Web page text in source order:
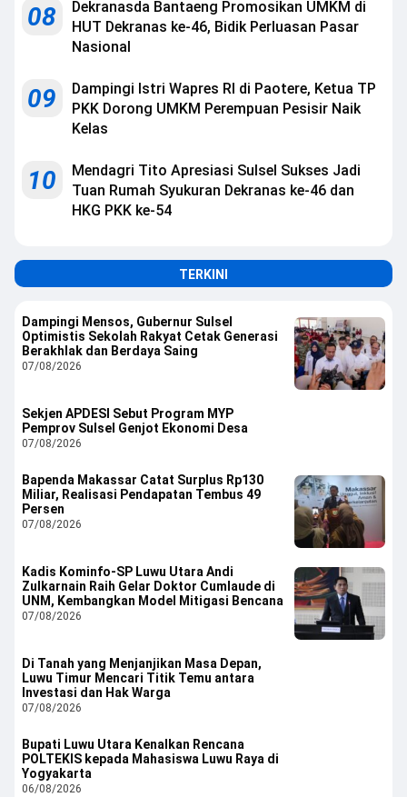
08
Dekranasda Bantaeng Promosikan UMKM di
HUT Dekranas ke-46, Bidik Perluasan Pasar
Nasional
09
Dampingi Istri Wapres RI di Paotere, Ketua TP
PKK Dorong UMKM Perempuan Pesisir Naik
Kelas
10
Mendagri Tito Apresiasi Sulsel Sukses Jadi
Tuan Rumah Syukuran Dekranas ke-46 dan
HKG PKK ke-54
TERKINI
Dampingi Mensos, Gubernur Sulsel
Optimistis Sekolah Rakyat Cetak Generasi
Berakhlak dan Berdaya Saing
07/08/2026
Sekjen APDESI Sebut Program MYP
Pemprov Sulsel Genjot Ekonomi Desa
07/08/2026
Bapenda Makassar Catat Surplus Rp130
Miliar, Realisasi Pendapatan Tembus 49
Persen
07/08/2026
Kadis Kominfo-SP Luwu Utara Andi
Zulkarnain Raih Gelar Doktor Cumlaude di
UNM, Kembangkan Model Mitigasi Bencana
07/08/2026
Di Tanah yang Menjanjikan Masa Depan,
Luwu Timur Mencari Titik Temu antara
Investasi dan Hak Warga
07/08/2026
Bupati Luwu Utara Kenalkan Rencana
POLTEKIS kepada Mahasiswa Luwu Raya di
Yogyakarta
06/08/2026